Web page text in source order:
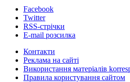
Facebook
Twitter
RSS-стрічки
E-mail розсилка
Контакти
Реклама на сайті
Використання матеріалів
Правила користування сайтом